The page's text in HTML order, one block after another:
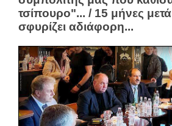
τσίπουρο"... / 15 μήνες
σφυρίζει αδιάφορη...